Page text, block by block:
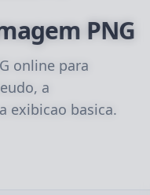
PNG
online para
a
exibicao basica.